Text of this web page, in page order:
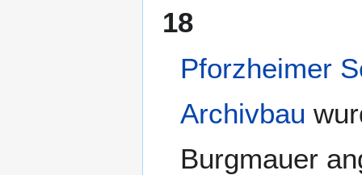
18
Pforzheimer
Archivbau
Burgmauer